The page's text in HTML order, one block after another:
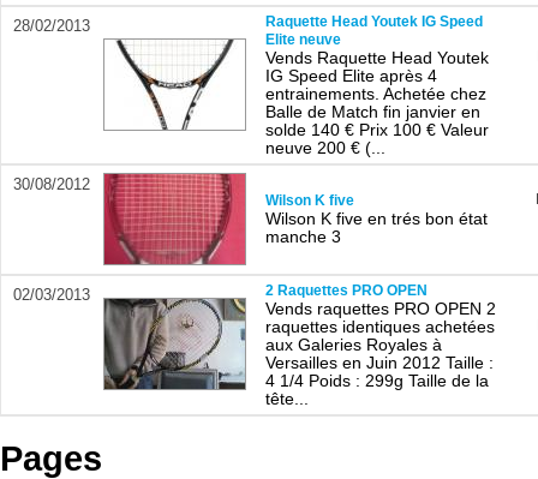
28/02/2013
Raquette Head Youtek IG Speed
Elite neuve
Vends Raquette Head Youtek
IG Speed Elite après 4
entrainements. Achetée chez
Balle de Match fin janvier en
solde 140 € Prix 100 € Valeur
neuve 200 € (...
30/08/2012
Wilson K five
Wilson K five en trés bon état
manche 3
02/03/2013 2 Raquettes PRO OPEN
Vends raquettes PRO OPEN 2
raquettes identiques achetées
aux Galeries Royales à
Versailles en Juin 2012 Taille :
4 1/4 Poids : 299g Taille de la
tête...
Pages